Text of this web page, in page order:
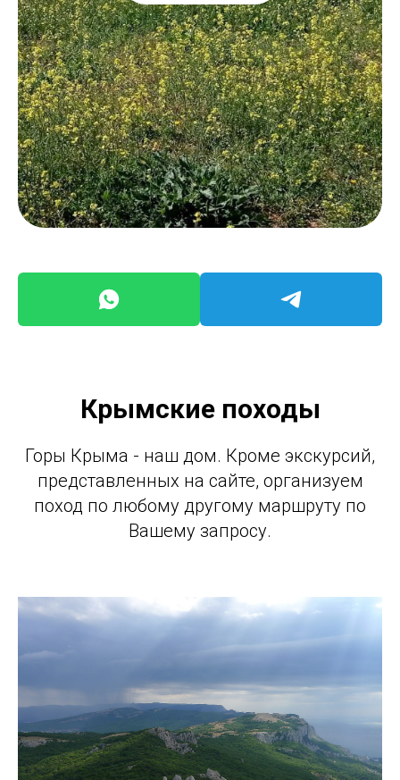
Крымские походы
Горы Крыма - наш дом. Кроме экскурсий,
представленных на сайте, организуем
поход по любому другому маршруту по
Вашему запросу.